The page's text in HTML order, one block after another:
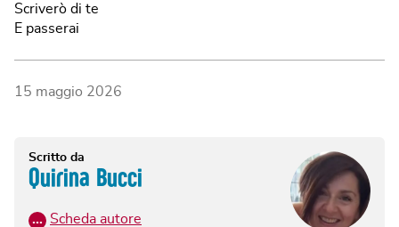
Scriverò di te
E passerai
15 maggio 2026
Scritto da
Quirina Bucci
… Scheda autore